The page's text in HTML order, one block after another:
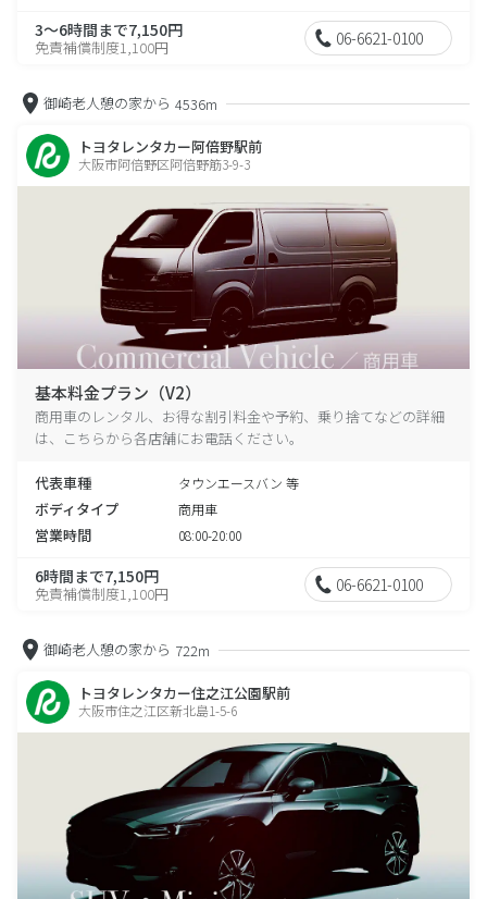
3～6時間まで7,150円
免責補償制度1,100円 06-6621-0100
御崎老人憩の家から 4536m
トヨタレンタカー阿倍野駅前
大阪市阿倍野区阿倍野筋3-9-3
基本料金プラン（V2）
商用車のレンタル、お得な割引料金や予約、乗り捨てなどの詳細
は、こちらから各店舗にお電話ください。
代表車種 タウンエースバン 等
ボディタイプ 商用車
営業時間 08:00-20:00
6時間まで7,150円
免責補償制度1,100円 06-6621-0100
御崎老人憩の家から 722m
トヨタレンタカー住之江公園駅前
大阪市住之江区新北島1-5-6